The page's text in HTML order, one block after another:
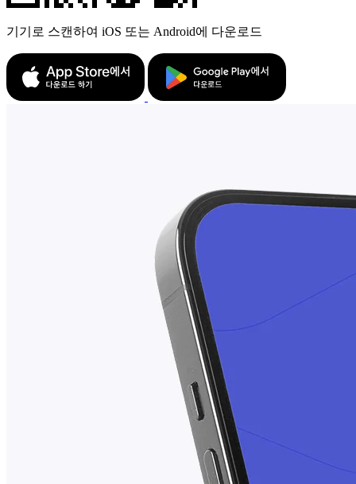
기기로 스캔하여 iOS 또는 Android에 다운로드